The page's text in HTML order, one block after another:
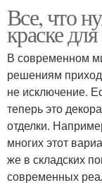
Все, что
краске
В современном
решениям
не исключение.
теперь это
отделки.
многих этот
же в складских
современных